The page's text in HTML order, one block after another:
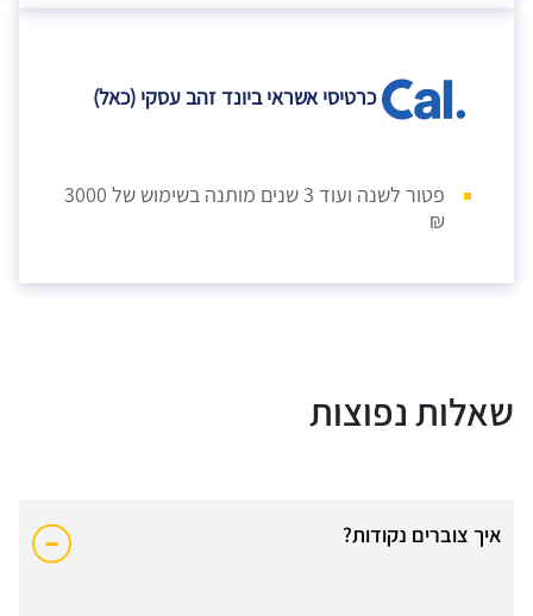
כרטיסי אשראי ביונד זהב עסקי (כאל)
פטור לשנה ועוד 3 שנים מותנה בשימוש של 3000
₪
שאלות נפוצות
איך צוברים נקודות?